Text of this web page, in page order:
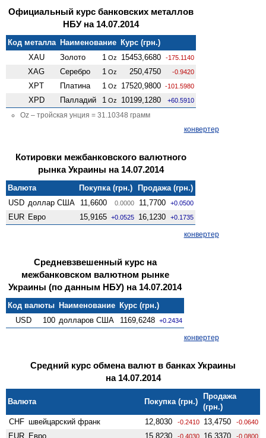
Официальный курс банковских металлов
НБУ на 14.07.2014
Код металла Наименование Курс (грн.)
XAU
Золото 1 Oz 15453,6680 -175.1140
XAG Серебро 1 Oz 250,4750 -0.9420
XPT Платина 1 Oz 17520,9800 -101.5980
XPD Палладий 1 Oz 10199,1280 +60.5910
Oz – тройская унция = 31.10348 грамм
конвертер
Котировки межбанковского валютного
рынка Украины на 14.07.2014
Валюта Покупка (грн.)
Продажа (грн.)
USD доллар США 11,6600 0.0000 11,7700 +0.0500
EUR Евро 15,9165 +0.0525 16,1230 +0.1735
конвертер
Средневзвешенный курс на
межбанковском валютном рынке
Украины (по данным НБУ) на 14.07.2014
Код валюты Наименование Курс (грн.)
USD
100 долларов США 1169,6248 +0.2434
конвертер
Средний курс обмена валют в банках Украины
на 14.07.2014
Валюта Покупка (грн.)
Продажа
(грн.)
CHF швейцарский франк 12,8030 -0.2410 13,4750 -0.0640
EUR Евро 15,8230 -0.4030 16,3370 -0.0800